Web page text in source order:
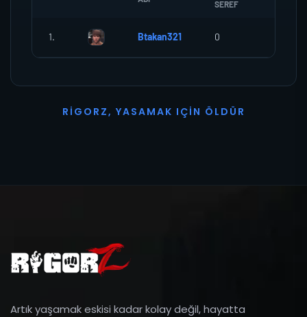
SEREF
1. Btakan321 0
R I G O R Z, YASAMAK I ÇI N Ö L D Ü R
Artık yaşamak eskisi kadar kolay değil, hayatta